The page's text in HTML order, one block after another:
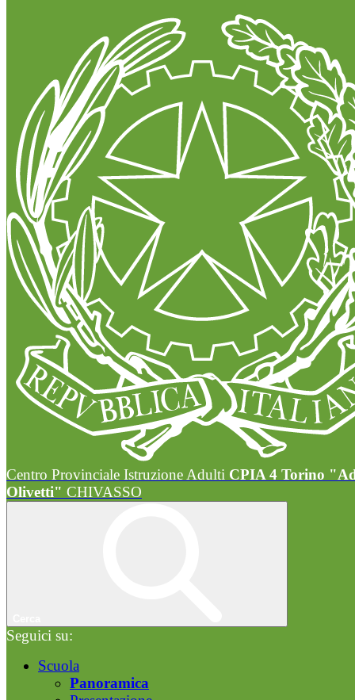
Centro Provinciale Istruzione Adulti CPIA 4 Torino
Olivetti" CHIVASSO
Seguici su:
Scuola
Panoramica